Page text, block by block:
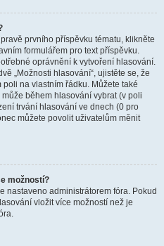
prvního příspěvku tématu, klikněte
formulářem pro text příspěvku.
oprávnění k vytvoření hlasování.
„Možnosti hlasování“, ujistěte se, že
na vlastním řádku. Můžete také
během hlasování vybrat (v poli
trvání hlasování ve dnech (0 pro
můžete povolit uživatelům měnit
možností?
nastaveno administrátorem fóra. Pokud
vložit více možností než je